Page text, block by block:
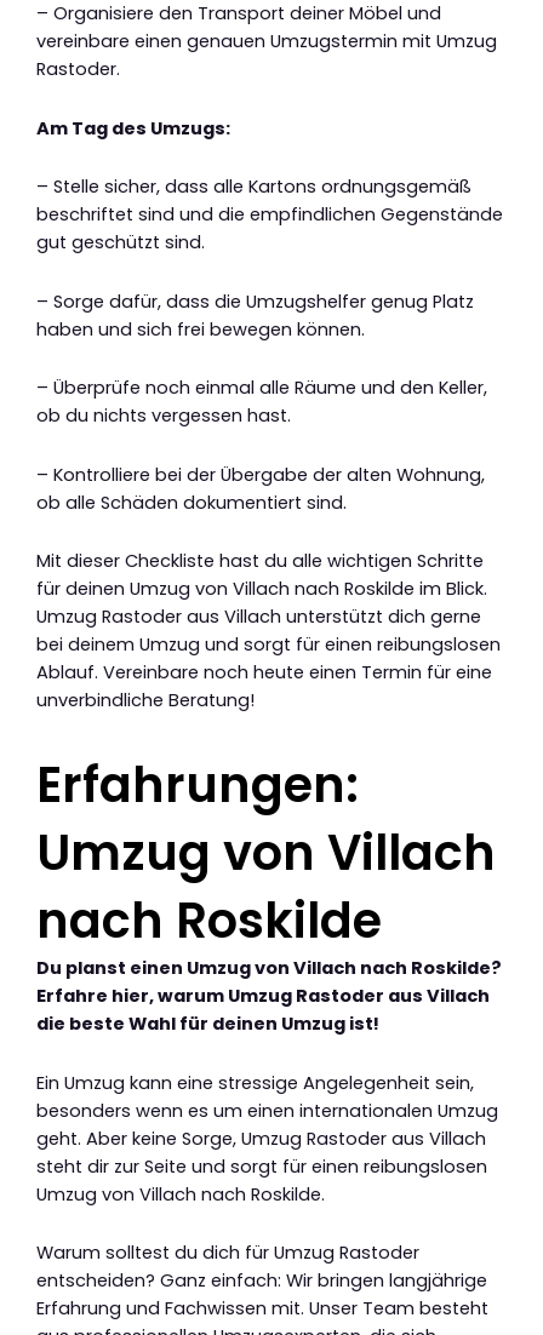
– Organisiere den Transport deiner Möbel und
vereinbare einen genauen Umzugstermin mit Umzug
Rastoder.
Am Tag des Umzugs:
– Stelle sicher, dass alle Kartons ordnungsgemäß
beschriftet sind und die empfindlichen Gegenstände
gut geschützt sind.
– Sorge dafür, dass die Umzugshelfer genug Platz
haben und sich frei bewegen können.
– Überprüfe noch einmal alle Räume und den Keller,
ob du nichts vergessen hast.
– Kontrolliere bei der Übergabe der alten Wohnung,
ob alle Schäden dokumentiert sind.
Mit dieser Checkliste hast du alle wichtigen Schritte
für deinen Umzug von Villach nach Roskilde im Blick.
Umzug Rastoder aus Villach unterstützt dich gerne
bei deinem Umzug und sorgt für einen reibungslosen
Ablauf. Vereinbare noch heute einen Termin für eine
unverbindliche Beratung!
Erfahrungen:
Umzug von Villach
nach Roskilde
Du planst einen Umzug von Villach nach Roskilde?
Erfahre hier, warum Umzug Rastoder aus Villach
die beste Wahl für deinen Umzug ist!
Ein Umzug kann eine stressige Angelegenheit sein,
besonders wenn es um einen internationalen Umzug
geht. Aber keine Sorge, Umzug Rastoder aus Villach
steht dir zur Seite und sorgt für einen reibungslosen
Umzug von Villach nach Roskilde.
Warum solltest du dich für Umzug Rastoder
entscheiden? Ganz einfach: Wir bringen langjährige
Erfahrung und Fachwissen mit. Unser Team besteht